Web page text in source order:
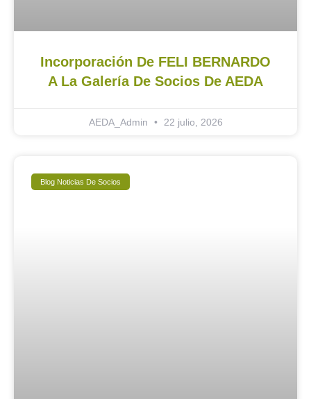
Incorporación De FELI BERNARDO
A La Galería De Socios De AEDA
AEDA_Admin 22 julio, 2026
Blog Noticias De Socios